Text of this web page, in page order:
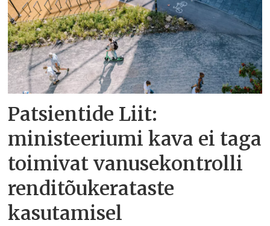
Patsientide Liit:
ministeeriumi kava ei taga
toimivat vanusekontrolli
renditõukerataste
kasutamisel